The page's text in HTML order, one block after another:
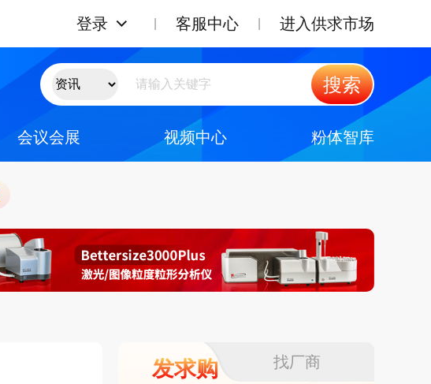
登录 客服中心 进入供求市场
搜索
会议会展 视频中心 粉体智库
发求购 找厂商